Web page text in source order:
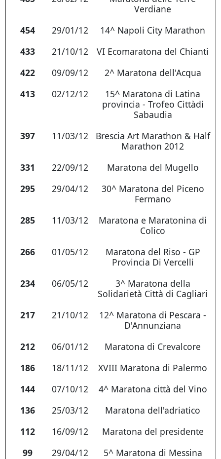
Verdiane
454
29/01/12
14^ Napoli City Marathon
433
21/10/12
VI Ecomaratona del Chianti
422
09/09/12
2^ Maratona dell'Acqua
413
02/12/12
15^ Maratona di Latina
provincia - Trofeo Cittàdi
Sabaudia
397
11/03/12
Brescia Art Marathon & Half
Marathon 2012
331
22/09/12
Maratona del Mugello
295
29/04/12
30^ Maratona del Piceno
Fermano
285
11/03/12
Maratona e Maratonina di
Colico
266
01/05/12
Maratona del Riso - GP
Provincia Di Vercelli
234
06/05/12
3^ Maratona della
Solidarietà Città di Cagliari
217
21/10/12
12^ Maratona di Pescara -
D'Annunziana
212
06/01/12
Maratona di Crevalcore
186
18/11/12
XVIII Maratona di Palermo
144
07/10/12
4^ Maratona città del Vino
136
25/03/12
Maratona dell'adriatico
112
16/09/12
Maratona del presidente
99
29/04/12
5^ Maratona di Messina